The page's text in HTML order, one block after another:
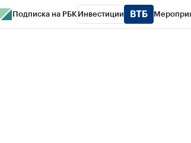
Подписка на РБК Инвестиции